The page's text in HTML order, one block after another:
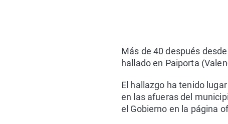
Más de 40 después
hallado en Paiporta
El hallazgo ha tenido
en las afueras del
el Gobierno en la página